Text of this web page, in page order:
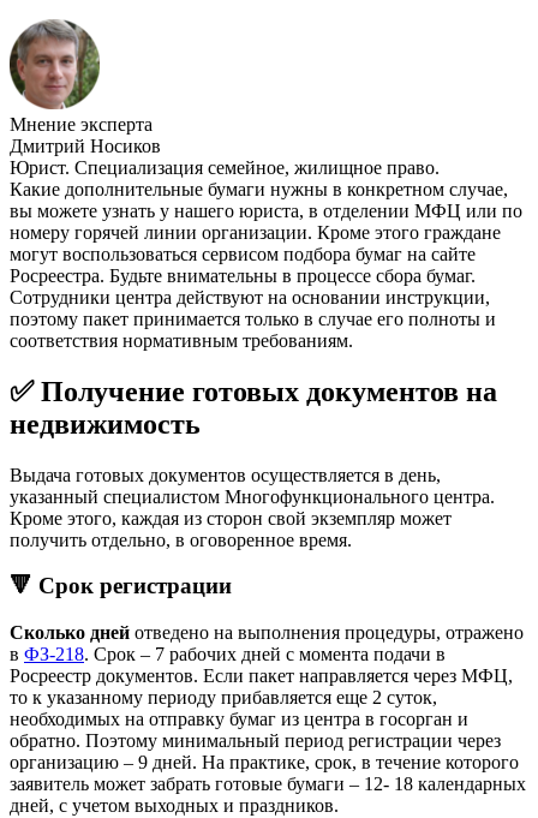
Мнение эксперта
Дмитрий Носиков
Юрист. Специализация семейное, жилищное право.
Какие дополнительные бумаги нужны в конкретном случае,
вы можете узнать у нашего юриста, в отделении МФЦ или по
номеру горячей линии организации. Кроме этого граждане
могут воспользоваться сервисом подбора бумаг на сайте
Росреестра. Будьте внимательны в процессе сбора бумаг.
Сотрудники центра действуют на основании инструкции,
поэтому пакет принимается только в случае его полноты и
соответствия нормативным требованиям.
✅ Получение готовых документов на
недвижимость
Выдача готовых документов осуществляется в день,
указанный специалистом Многофункционального центра.
Кроме этого, каждая из сторон свой экземпляр может
получить отдельно, в оговоренное время.
🔻 Срок регистрации
Сколько дней отведено на выполнения процедуры, отражено
в ФЗ-218. Срок – 7 рабочих дней с момента подачи в
Росреестр документов. Если пакет направляется через МФЦ,
то к указанному периоду прибавляется еще 2 суток,
необходимых на отправку бумаг из центра в госорган и
обратно. Поэтому минимальный период регистрации через
организацию – 9 дней. На практике, срок, в течение которого
заявитель может забрать готовые бумаги – 12- 18 календарных
дней, с учетом выходных и праздников.